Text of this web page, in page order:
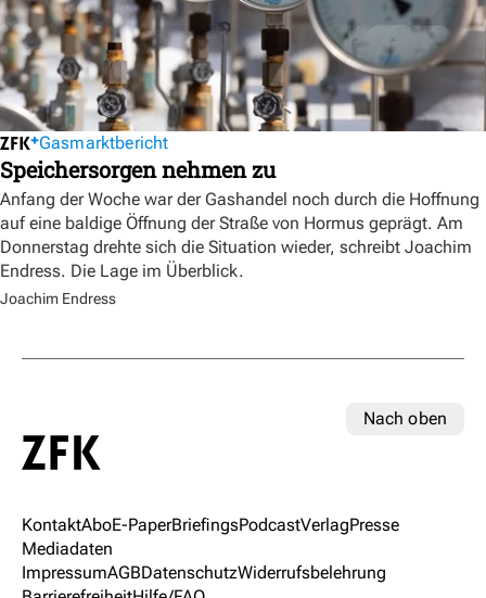
Gasmarktbericht
Speichersorgen nehmen zu
Anfang der Woche war der Gashandel noch durch die Hoffnung
auf eine baldige Öffnung der Straße von Hormus geprägt. Am
Donnerstag drehte sich die Situation wieder, schreibt Joachim
Endress. Die Lage im Überblick.
Joachim Endress
Nach oben
KontaktAboE-PaperBriefingsPodcastVerlagPresse
Mediadaten
ImpressumAGBDatenschutzWiderrufsbelehrung